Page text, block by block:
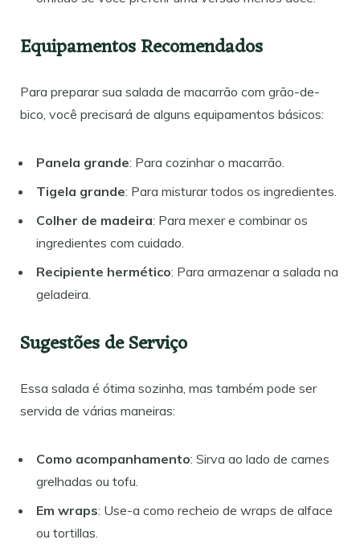
Equipamentos Recomendados
Para preparar sua salada de macarrão com grão-de-
bico, você precisará de alguns equipamentos básicos:
Panela grande: Para cozinhar o macarrão.
Tigela grande: Para misturar todos os ingredientes.
Colher de madeira: Para mexer e combinar os
ingredientes com cuidado.
Recipiente hermético: Para armazenar a salada na
geladeira.
Sugestões de Serviço
Essa salada é ótima sozinha, mas também pode ser
servida de várias maneiras:
Como acompanhamento: Sirva ao lado de carnes
grelhadas ou tofu.
Em wraps: Use-a como recheio de wraps de alface
ou tortillas.